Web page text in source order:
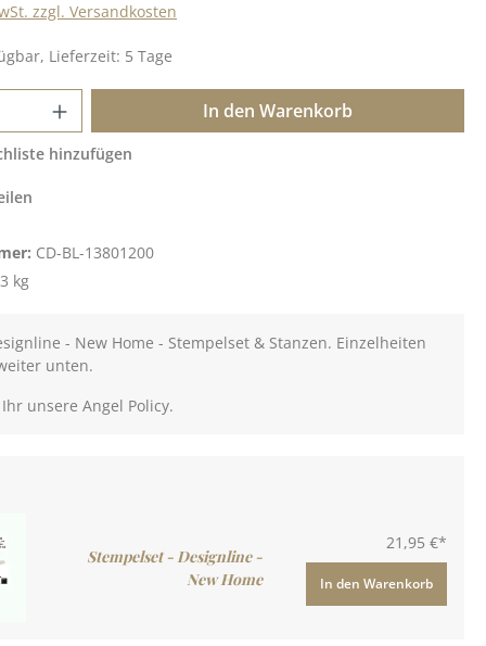
zzgl. Versandkosten
Lieferzeit: 5 Tage
Anzahl: Gib den gewünschten Wert
In den Warenkorb
hinzufügen
CD-BL-13801200
kg
- New Home - Stempelset & Stanzen. Einzelheiten
unten.
unsere Angel Policy.
Stempelset - Designline -
New Home
21,95 €*
In den Warenkorb